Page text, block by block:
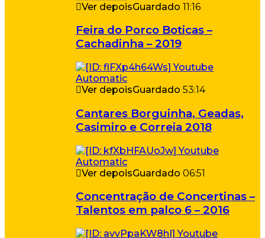
Ver depoisGuardado 11:16
Feira do Porco Boticas –
Cachadinha – 2019
Ver depoisGuardado 53:14
Cantares Borguinha, Geadas,
Casimiro e Correia 2018
Ver depoisGuardado 06:51
Concentração de Concertinas –
Talentos em palco 6 – 2016